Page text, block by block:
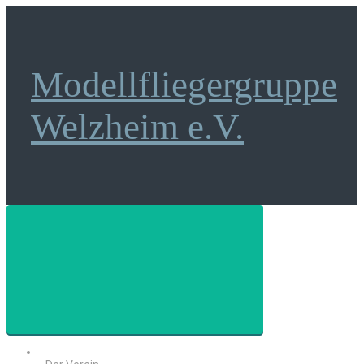
Modellfliegergruppe
Welzheim e.V.